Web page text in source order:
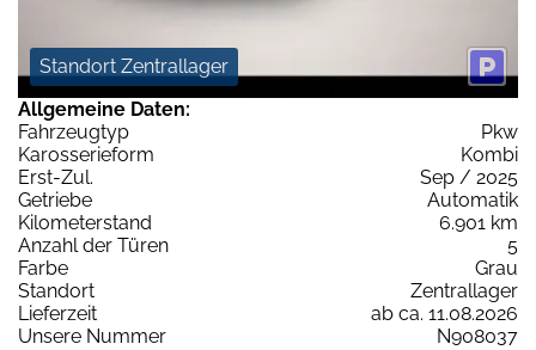
Standort Zentrallager
Allgemeine Daten:
Fahrzeugtyp
Pkw
Karosserieform
Kombi
Erst-Zul.
Sep / 2025
Getriebe
Automatik
Kilometerstand
6.901 km
Anzahl der Türen
5
Farbe
Grau
Standort
Zentrallager
Lieferzeit
ab ca. 11.08.2026
Unsere Nummer
N908037